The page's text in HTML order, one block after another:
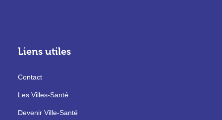
Liens utiles
Contact
Les Villes-Santé
Devenir Ville-Santé